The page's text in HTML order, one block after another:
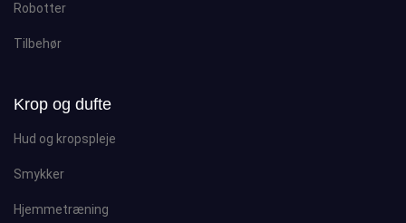
Robotter
Tilbehør
Krop og dufte
Hud og kropspleje
Smykker
Hjemmetræning